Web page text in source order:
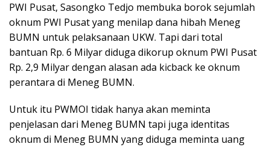
PWI Pusat, Sasongko Tedjo membuka borok sejumlah
oknum PWI Pusat yang menilap dana hibah Meneg
BUMN untuk pelaksanaan UKW. Tapi dari total
bantuan Rp. 6 Milyar diduga dikorup oknum PWI Pusat
Rp. 2,9 Milyar dengan alasan ada kicback ke oknum
perantara di Meneg BUMN.
Untuk itu PWMOI tidak hanya akan meminta
penjelasan dari Meneg BUMN tapi juga identitas
oknum di Meneg BUMN yang diduga meminta uang